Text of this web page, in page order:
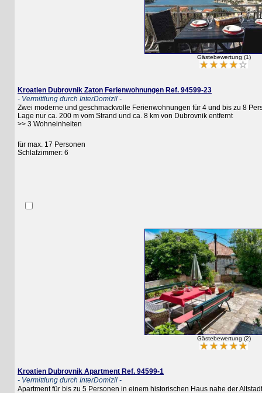
Gästebewertung (1)
Kroatien Dubrovnik Zaton Ferienwohnungen Ref. 94599-23
- Vermittlung durch InterDomizil -
Zwei moderne und geschmackvolle Ferienwohnungen für 4 und bis zu 8
Lage nur ca. 200 m vom Strand und ca. 8 km von Dubrovnik entfernt
>> 3 Wohneinheiten
für max. 17 Personen
Schlafzimmer: 6
Gästebewertung (2)
Kroatien Dubrovnik Apartment Ref. 94599-1
- Vermittlung durch InterDomizil -
Apartment für bis zu 5 Personen in einem historischen Haus nahe der Altstadt